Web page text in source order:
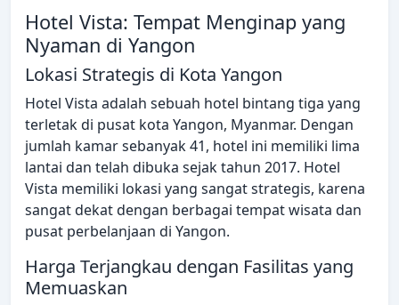
Hotel Vista: Tempat Menginap yang
Nyaman di Yangon
Lokasi Strategis di Kota Yangon
Hotel Vista adalah sebuah hotel bintang tiga yang
terletak di pusat kota Yangon, Myanmar. Dengan
jumlah kamar sebanyak 41, hotel ini memiliki lima
lantai dan telah dibuka sejak tahun 2017. Hotel
Vista memiliki lokasi yang sangat strategis, karena
sangat dekat dengan berbagai tempat wisata dan
pusat perbelanjaan di Yangon.
Harga Terjangkau dengan Fasilitas yang
Memuaskan